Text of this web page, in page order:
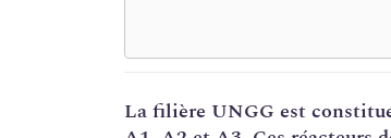
Usine Creusot Forge
La filière UNGG est